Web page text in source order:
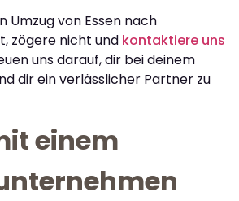
Umzug von Essen nach
zögere nicht und kontaktiere uns
uns darauf, dir bei deinem
dir ein verlässlicher Partner zu
einem